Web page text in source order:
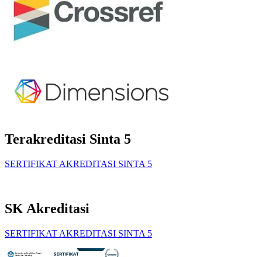
Terakreditasi Sinta 5
SERTIFIKAT AKREDITASI SINTA 5
SK Akreditasi
SERTIFIKAT AKREDITASI SINTA 5